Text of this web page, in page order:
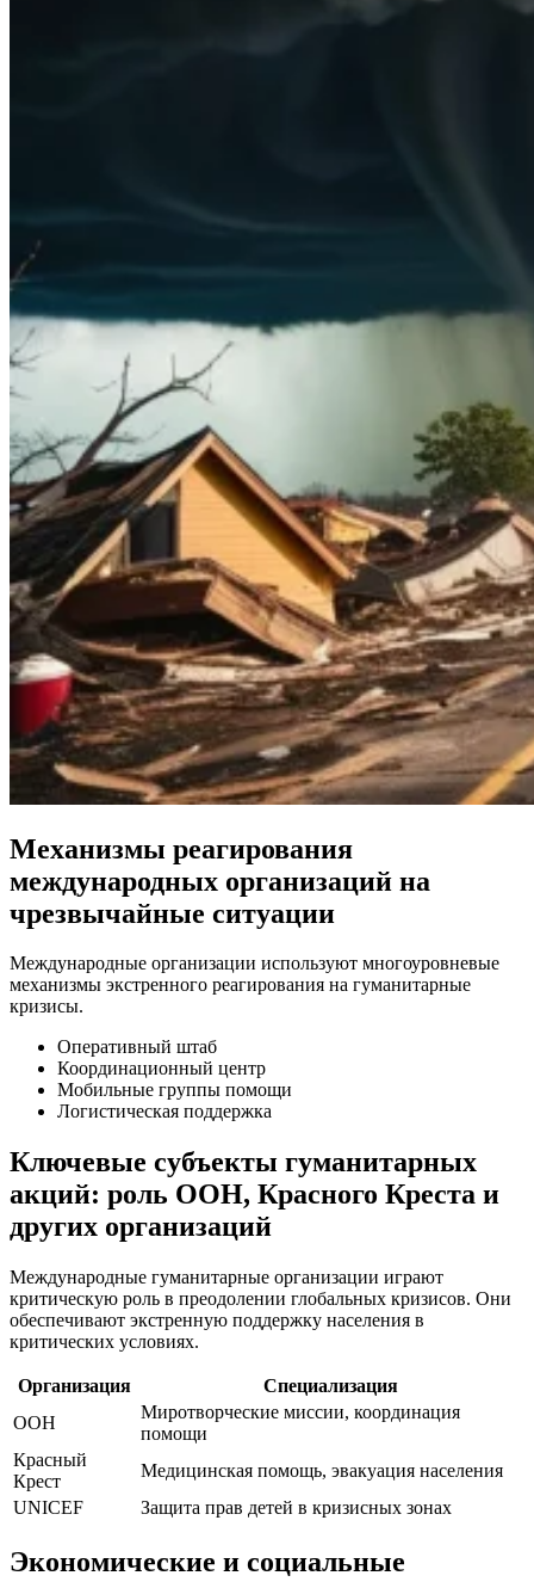
Механизмы реагирования
международных организаций на
чрезвычайные ситуации
Международные организации используют многоуровневые
механизмы экстренного реагирования на гуманитарные
кризисы.
Оперативный штаб
Координационный центр
Мобильные группы помощи
Логистическая поддержка
Ключевые субъекты гуманитарных
акций: роль ООН, Красного Креста и
других организаций
Международные гуманитарные организации играют
критическую роль в преодолении глобальных кризисов. Они
обеспечивают экстренную поддержку населения в
критических условиях.
Организация
Специализация
ООН
Миротворческие миссии, координация
помощи
Красный
Крест
Медицинская помощь, эвакуация населения
UNICEF
Защита прав детей в кризисных зонах
Экономические и социальные